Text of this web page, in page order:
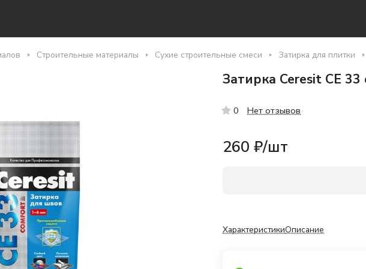
Строительные материалы Сухие строительные смеси Затирка для плитки
Затирка Ceresit СЕ 33
0 Нет отзывов
260 ₽/шт
ХарактеристикиОписание